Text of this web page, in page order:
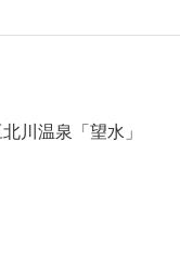
川温泉「望水」